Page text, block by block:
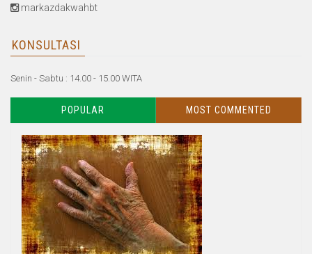
markazdakwahbt
KONSULTASI
Senin - Sabtu : 14.00 - 15.00 WITA
POPULAR MOST COMMENTED